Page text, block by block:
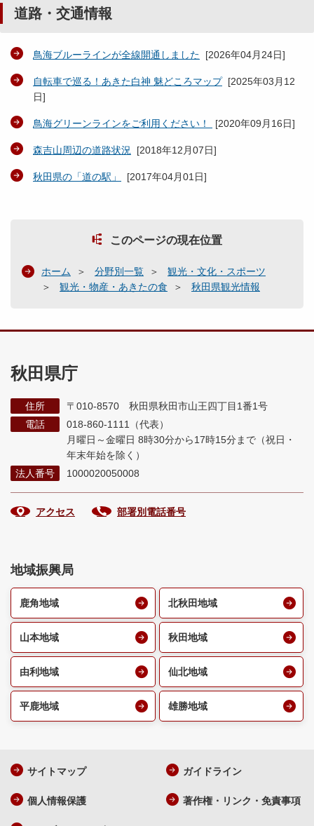
道路・交通情報
鳥海ブルーラインが全線開通しました [2026年04月24日]
自転車で巡る！あきた白神 魅どころマップ[2025年03月12
日]
鳥海グリーンラインをご利用ください！ [2020年09月16日]
森吉山周辺の道路状況 [2018年12月07日]
秋田県の「道の駅」 [2017年04月01日]
このページの現在位置
ホーム 分野別一覧
観光・文化・スポーツ
観光・物産・あきたの食
秋田県観光情報
秋田県庁
住所
〒010-8570 秋田県秋田市山王四丁目1番1号
電話
018-860-1111（代表）
月曜日～金曜日 8時30分から17時15分まで （祝日・
年末年始を除く）
法人番号
1000020050008
アクセス 部署別電話番号
地域振興局
鹿角地域 北秋田地域
山本地域 秋田地域
由利地域 仙北地域
平鹿地域 雄勝地域
サイトマップ ガイドライン
個人情報保護 著作権・リンク・免責事項